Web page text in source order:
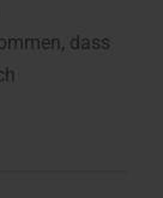
dass